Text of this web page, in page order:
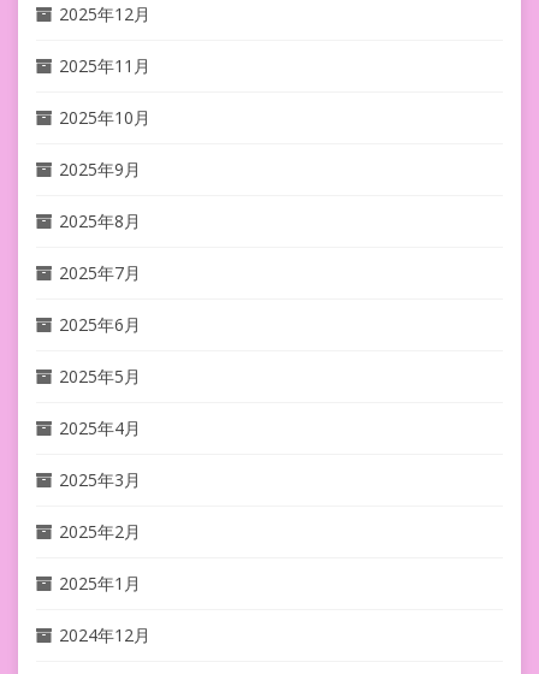
2025年12月
2025年11月
2025年10月
2025年9月
2025年8月
2025年7月
2025年6月
2025年5月
2025年4月
2025年3月
2025年2月
2025年1月
2024年12月